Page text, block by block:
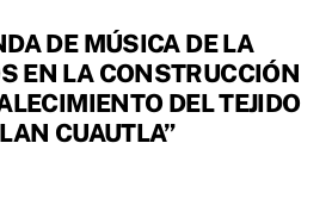
DE MÚSICA DE LA
EN LA CONSTRUCCIÓN
DEL TEJIDO
CUAUTLA”